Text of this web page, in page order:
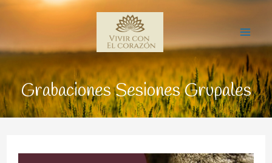
contenido
Grabaciones Sesiones Grupales